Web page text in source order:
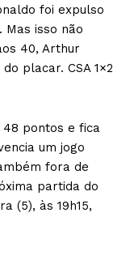
foi expulso
isso não
40, Arthur
placar. CSA 1×2
pontos e fica
um jogo
fora de
partida do
(5), às 19h15,